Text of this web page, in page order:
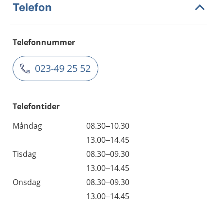
Telefon
Telefonnummer
023-49 25 52
Telefontider
Måndag
08.30–10.30
13.00–14.45
Tisdag
08.30–09.30
13.00–14.45
Onsdag
08.30–09.30
13.00–14.45